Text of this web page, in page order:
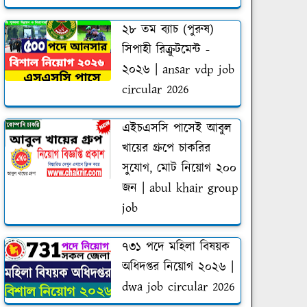
২৮ তম ব্যাচ (পুরুষ)
সিপাহী রিক্রুটমেন্ট -
২০২৬ | ansar vdp job
circular 2026
এইচএসসি পাসেই আবুল
খায়ের গ্রুপে চাকরির
সুযোগ, মোট নিয়োগ ২০০
জন | abul khair group
job
৭৩১ পদে মহিলা বিষয়ক
অধিদপ্তর নিয়োগ ২০২৬ |
dwa job circular 2026